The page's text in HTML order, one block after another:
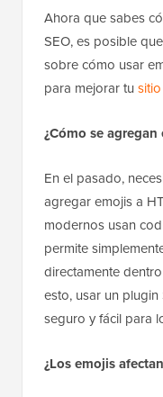
Ahora que sabes
SEO, es posible
sobre cómo usar
para mejorar tu
¿Cómo se
En el pasado,
agregar emojis a
modernos usan
permite
directamente
esto, usar un
seguro y fácil para
¿Los emojis